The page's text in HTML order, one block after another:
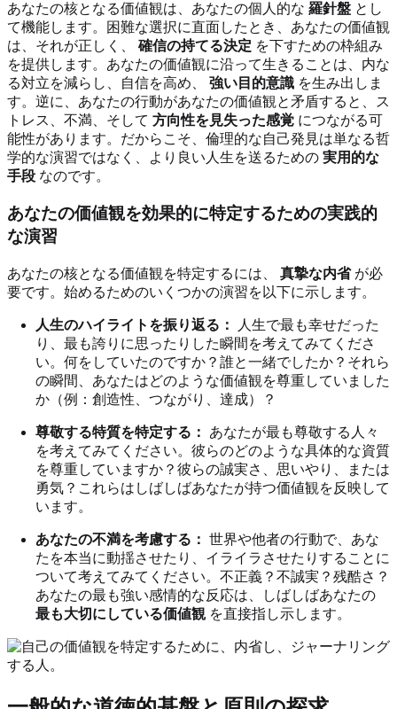
あなたの核となる価値観は、あなたの個人的な 羅針盤 とし
て機能します。困難な選択に直面したとき、あなたの価値観
は、それが正しく、 確信の持てる決定 を下すための枠組み
を提供します。あなたの価値観に沿って生きることは、内な
る対立を減らし、自信を高め、 強い目的意識 を生み出しま
す。逆に、あなたの行動があなたの価値観と矛盾すると、ス
トレス、不満、そして 方向性を見失った感覚 につながる可
能性があります。だからこそ、倫理的な自己発見は単なる哲
学的な演習ではなく、より良い人生を送るための 実用的な
手段 なのです。
あなたの価値観を効果的に特定するための実践的
な演習
あなたの核となる価値観を特定するには、 真摯な内省が必
要です。始めるためのいくつかの演習を以下に示します。
人生のハイライトを振り返る：
人生で最も幸せだった
り、最も誇りに思ったりした瞬間を考えてみてくださ
い。何をしていたのですか？誰と一緒でしたか？それら
の瞬間、あなたはどのような価値観を尊重していました
か（例：創造性、つながり、達成）？
尊敬する特質を特定する：
あなたが最も尊敬する人々
を考えてみてください。彼らのどのような具体的な資質
を尊重していますか？彼らの誠実さ、思いやり、または
勇気？これらはしばしばあなたが持つ価値観を反映して
います。
あなたの不満を考慮する： 世界や他者の行動で、あな
たを本当に動揺させたり、イライラさせたりすることに
ついて考えてみてください。不正義？不誠実？残酷さ？
あなたの最も強い感情的な反応は、しばしばあなたの
最も大切にしている価値観を直接指し示します。